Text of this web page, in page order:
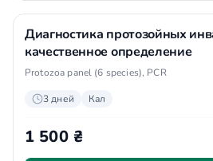
Диагностика протозойных
качественное определение
Protozoa panel (6 species), PCR
3 дней Кал
1 500 ₴